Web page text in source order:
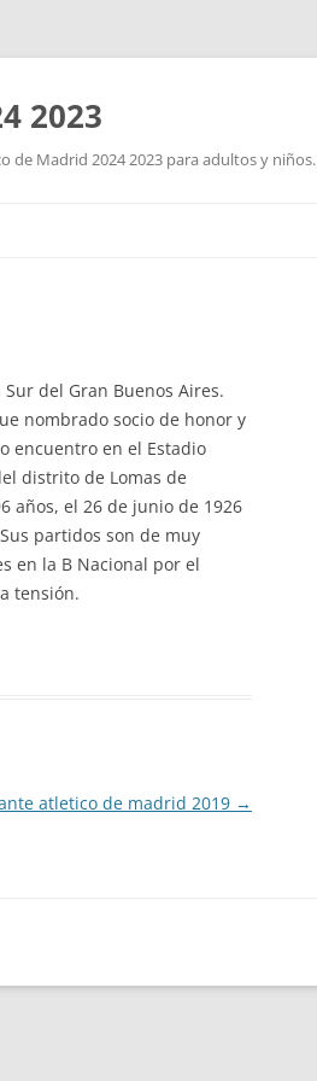
2023
de Madrid 2024 2023 para adultos y niños.
del Gran Buenos Aires.
nombrado socio de honor y
encuentro en el Estadio
distrito de Lomas de
años, el 26 de junio de 1926
partidos son de muy
en la B Nacional por el
tensión.
atletico de madrid 2019 →